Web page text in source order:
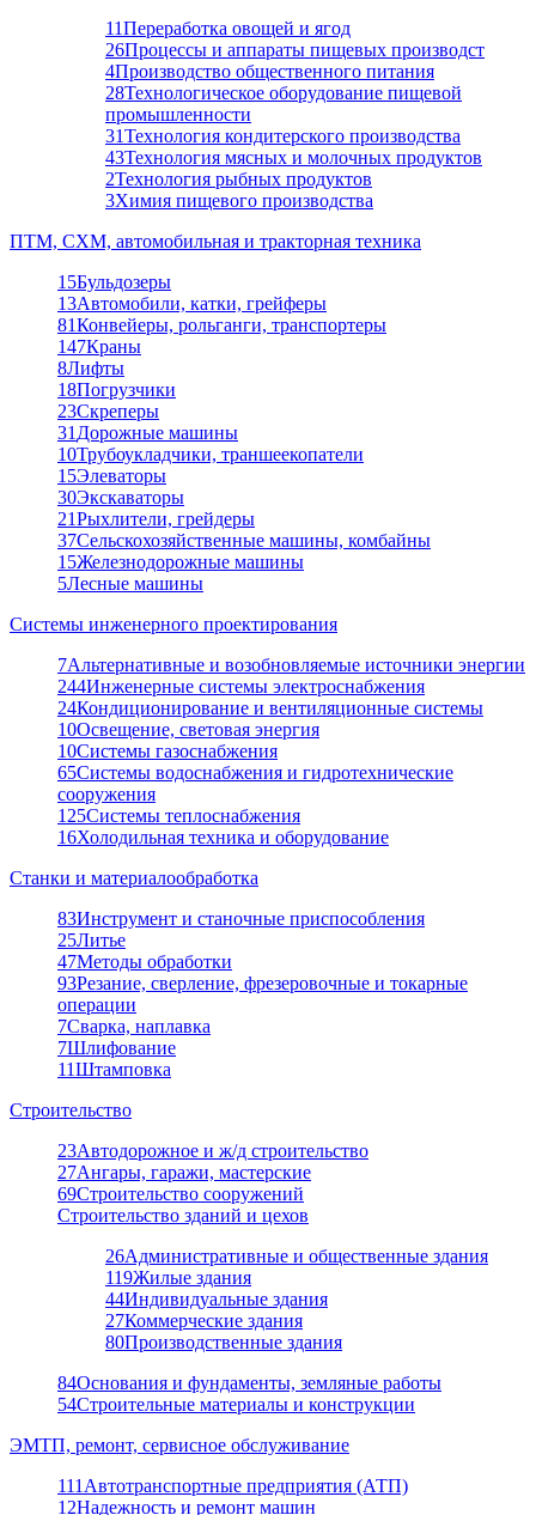
11Переработка овощей и ягод
26Процессы и аппараты пищевых производст
4Производство общественного питания
28Технологическое оборудование пищевой
промышленности
31Технология кондитерского производства
43Технология мясных и молочных продуктов
2Технология рыбных продуктов
3Химия пищевого производства
ПТМ, СХМ, автомобильная и тракторная техника
15Бульдозеры
13Автомобили, катки, грейферы
81Конвейеры, рольганги, транспортеры
147Краны
8Лифты
18Погрузчики
23Скреперы
31 Дорожные машины
10Трубоукладчики, траншеекопатели
15Элеваторы
30Экскаваторы
21Рыхлители, грейдеры
37Сельскохозяйственные машины, комбайны
15Железнодорожные машины
5Лесные машины
Системы инженерного проектирования
7Альтернативные и возобновляемые источники энергии
244Инженерные системы электроснабжения
24Кондиционирование и вентиляционные системы
10Освещение, световая энергия
10Системы газоснабжения
65Системы водоснабжения и гидротехнические
сооружения
125Системы теплоснабжения
16Холодильная техника и оборудование
Станки и материалообработка
83Инструмент и станочные приспособления
25Литье
47Методы обработки
93Резание, сверление, фрезеровочные и токарные
операции
7Сварка, наплавка
7Шлифование
11Штамповка
Строительство
23Автодорожное и ж/д строительство
27Ангары, гаражи, мастерские
69Строительство сооружений
Строительство зданий и цехов
26Административные и общественные здания
119Жилые здания
44Индивидуальные здания
27Коммерческие здания
80Производственные здания
84Основания и фундаменты, земляные работы
54Строительные материалы и конструкции
ЭМТП, ремонт, сервисное обслуживание
111 Автотранспортные предприятия (АТП)
12Надежность и ремонт машин